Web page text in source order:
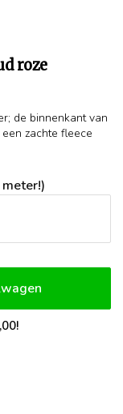
roze
de binnenkant van
zachte fleece